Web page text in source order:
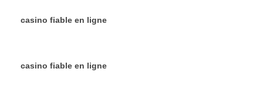
casino fiable en ligne
casino fiable en ligne